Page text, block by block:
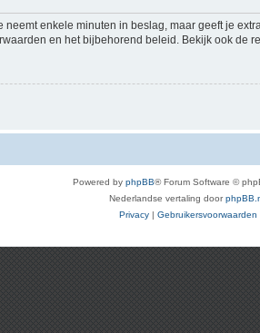
enkele minuten in beslag, maar geeft je
en het bijbehorend beleid. Bekijk ook de
Powered by phpBB® Forum Software ©
Nederlandse vertaling door
Privacy | Gebruikersvoorwaarden